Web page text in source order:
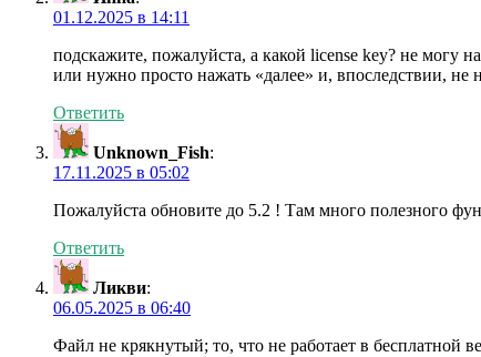
01.12.2025 в 14:11
подскажите, пожалуйста, а какой license key? не могу
или нужно просто нажать «далее» и, впоследствии, не
Ответить
Unknown_Fish:
17.11.2025 в 05:02
Пожалуйста обновите до 5.2 ! Там много полезного
Ответить
Ликви:
06.05.2025 в 06:40
Файл не крякнутый; то, что не работает в бесплатной